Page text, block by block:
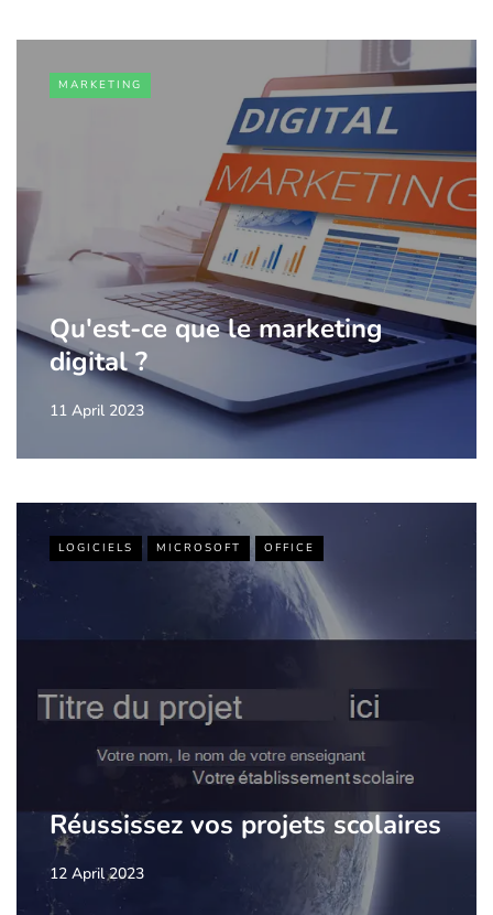
MARKETING
Qu'est-ce que le marketing
digital ?
11 April 2023
LOGICIELS MICROSOFT OFFICE
Réussissez vos projets scolaires
12 April 2023